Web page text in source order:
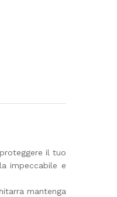
il tuo
impeccabile e
mantenga